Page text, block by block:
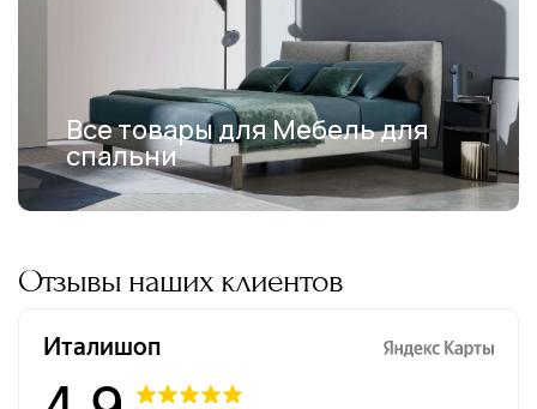
Все товары для Мебель для
спальни
Отзывы наших клиентов